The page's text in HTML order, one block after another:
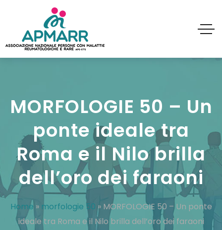
MORFOLOGIE 50 – Un
ponte ideale tra
Roma e il Nilo brilla
dell’oro dei faraoni
Home » morfologie 50 » MORFOLOGIE 50 – Un ponte
ideale tra Roma e il Nilo brilla dell’oro dei faraoni